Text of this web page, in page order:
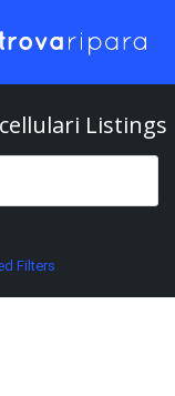
Listings
Filters